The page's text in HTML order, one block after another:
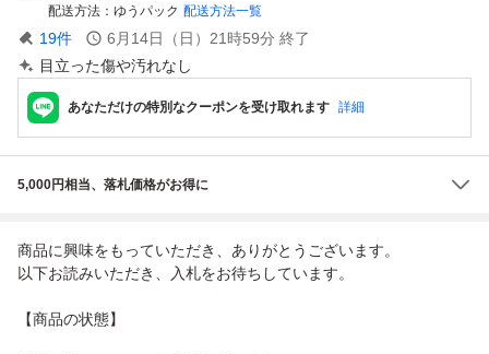
配送方法 ゆうパック 配送方法一覧
19件 6月14日（日）21時59分 終了
目立った傷や汚れなし
あなただけの特別なクーポンを受け取れます 詳細
5,000円相当、落札価格がお得に
商品に興味をもっていただき、ありがとうございます。
以下お読みいただき、入札をお待ちしています。
【商品の状態】